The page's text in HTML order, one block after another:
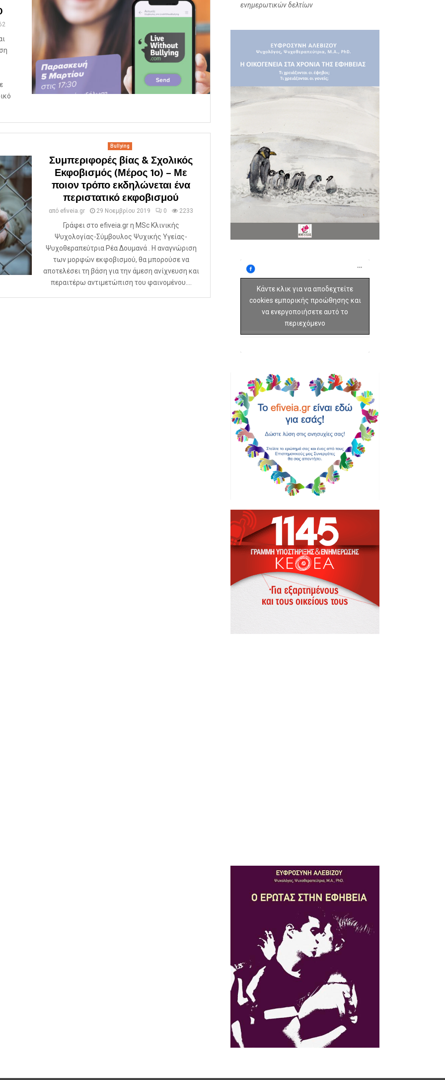
Bullying
Συμπεριφορές βίας & Σχολικός
Εκφοβισμός (Μέρος 1ο) – Με
ποιον τρόπο εκδηλώνεται ένα
περιστατικό εκφοβισμού
από efiveia.gr 29 Νοεμβρίου 2019 0 2233
Γράφει στο efiveia.gr η MSc Κλινικής
Ψυχολογίας-Σύμβουλος Ψυχικής Υγείας-
Ψυχοθεραπεύτρια Ρέα Δουμανά . H αναγνώριση
των μορφών εκφοβισμού, θα μπορούσε να
αποτελέσει τη βάση για την άμεση ανίχνευση και
περαιτέρω αντιμετώπιση του φαινομένου....
ενημερωτικών δελτίων
Κάντε κλικ για να αποδεχτείτε
cookies εμπορικής προώθησης και
να ενεργοποιήσετε αυτό το
περιεχόμενο